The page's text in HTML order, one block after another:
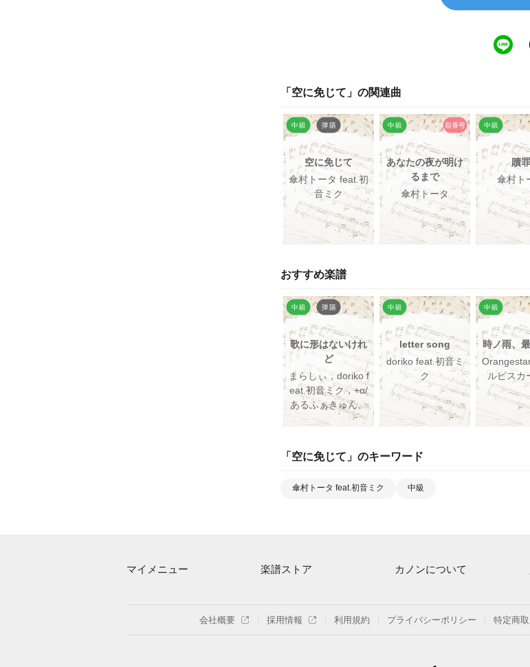
「 空に免じて 」の関連曲
空に免じて
傘村トータ feat.初
音ミク
あなたの夜が明け
るまで
傘村トータ
贖罪
傘村ト
おすすめ楽譜
歌に形はないけれ
ど
まらしぃ，doriko f
eat.初音ミク，+α/
あるふぁきゅん。
letter song
doriko feat.初音ミ
ク
時ノ雨、
ルピスカ
「 空に免じて 」のキーワード
傘村トータ feat.初音ミク 中級
マイメニュー
ログイン / 会員登録（無料）
楽譜ストア
楽曲一覧
カノンについて
月額プラン
会社概要 採用情報 利用規約 プライバシーポリシー 特定商